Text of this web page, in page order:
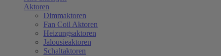
Aktoren
Dimmaktoren
Fan Coil Aktoren
Heizungsaktoren
Jalousieaktoren
Schaltaktoren